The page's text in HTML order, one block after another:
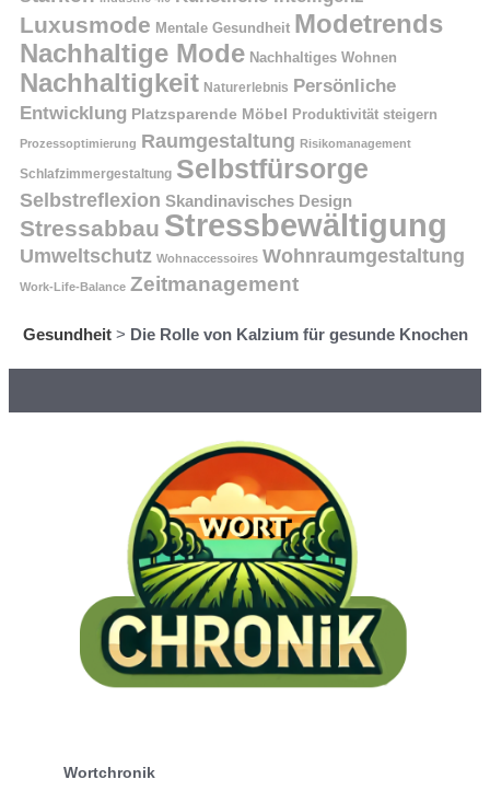
Luxusmode Mentale Gesundheit Modetrends
Nachhaltige Mode Nachhaltiges Wohnen
Nachhaltigkeit Naturerlebnis Persönliche
Entwicklung Platzsparende Möbel Produktivität steigern
Prozessoptimierung Raumgestaltung Risikomanagement
Schlafzimmergestaltung Selbstfürsorge
Selbstreflexion Skandinavisches Design
Stressabbau Stressbewältigung
Umweltschutz Wohnaccessoires Wohnraumgestaltung
Work-Life-Balance Zeitmanagement
Gesundheit> Die Rolle von Kalzium für gesunde Knochen
Wortchronik